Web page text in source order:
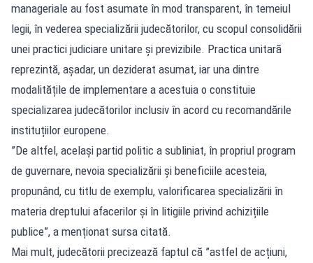
manageriale au fost asumate în mod transparent, în temeiul
legii, în vederea specializării judecătorilor, cu scopul consolidării
unei practici judiciare unitare și previzibile. Practica unitară
reprezintă, așadar, un deziderat asumat, iar una dintre
modalitățile de implementare a acestuia o constituie
specializarea judecătorilor inclusiv în acord cu recomandările
instituțiilor europene.
”De altfel, același partid politic a subliniat, în propriul program
de guvernare, nevoia specializării și beneficiile acesteia,
propunând, cu titlu de exemplu, valorificarea specializării în
materia dreptului afacerilor și în litigiile privind achizițiile
publice”, a menționat sursa citată.
Mai mult, judecătorii precizează faptul că ”astfel de acțiuni,